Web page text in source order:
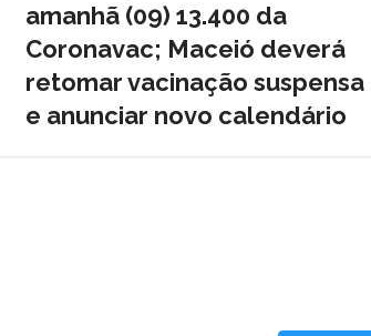
amanhã (09) 13.400 da
Coronavac; Maceió deverá
retomar vacinação suspensa
e anunciar novo calendário